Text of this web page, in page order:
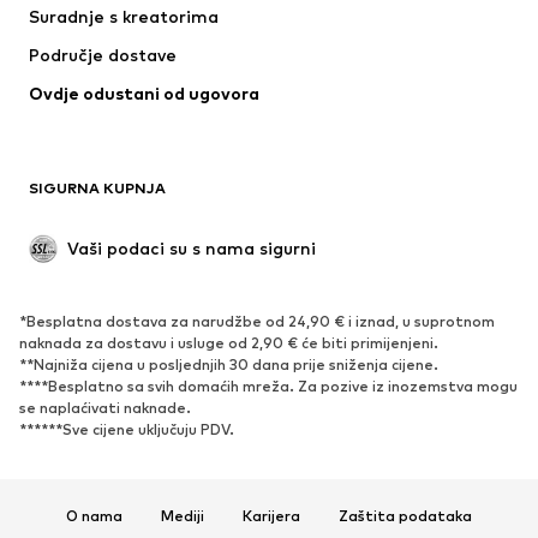
Suradnje s kreatorima
Područje dostave
Ovdje odustani od ugovora
SIGURNA KUPNJA
Vaši podaci su s nama sigurni
*Besplatna dostava za narudžbe od 24,90 € i iznad, u suprotnom
naknada za dostavu i usluge od 2,90 € će biti primijenjeni.
**Najniža cijena u posljednjih 30 dana prije sniženja cijene.
****Besplatno sa svih domaćih mreža. Za pozive iz inozemstva mogu
se naplaćivati ​​naknade.
******Sve cijene uključuju PDV.
O nama Mediji Karijera Zaštita podataka